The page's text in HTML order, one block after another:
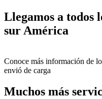
Llegamos a todos
sur América
Conoce más información de
envió de carga
Muchos más